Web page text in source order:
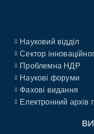
Науковий відділ
Сектор
Проблемна НДР
Наукові форуми
Фахові видання
Електронний архів